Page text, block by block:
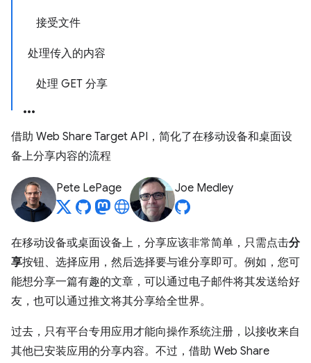
接受文件
处理传入的内容
处理 GET 分享
借助 Web Share Target API，简化了在移动设备和桌面设
备上分享内容的流程
Pete LePage Joe Medley
在移动设备或桌面设备上，分享应该非常简单，只需点击分
享按钮、选择应用，然后选择要与谁分享即可。例如，您可
能想分享一篇有趣的文章，可以通过电子邮件将其发送给好
友，也可以通过推文将其分享给全世界。
过去，只有平台专用应用才能向操作系统注册，以接收来自
其他已安装应用的分享内容。不过，借助 Web Share